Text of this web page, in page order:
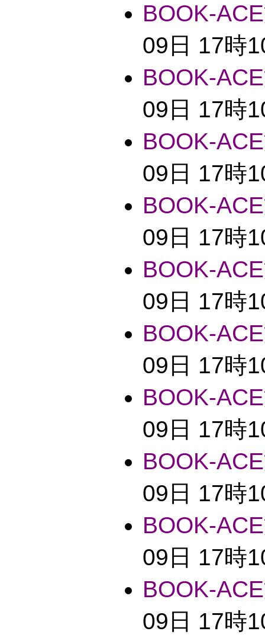
BOOK-
09日 17時
BOOK-
09日 17時
BOOK-
09日 17時
BOOK-
09日 17時
BOOK-
09日 17時
BOOK-
09日 17時
BOOK-
09日 17時
BOOK-
09日 17時
BOOK-
09日 17時
BOOK-
09日 17時